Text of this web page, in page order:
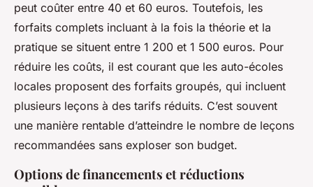
peut coûter entre 40 et 60 euros. Toutefois, les
forfaits complets incluant à la fois la théorie et la
pratique se situent entre 1 200 et 1 500 euros. Pour
réduire les coûts, il est courant que les auto-écoles
locales proposent des forfaits groupés, qui incluent
plusieurs leçons à des tarifs réduits. C’est souvent
une manière rentable d’atteindre le nombre de leçons
recommandées sans exploser son budget.
Options de financements et réductions